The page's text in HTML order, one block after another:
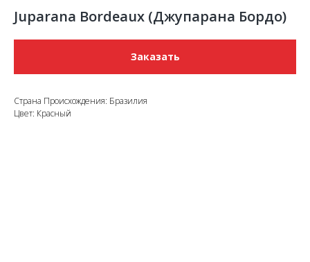
Juparana Bordeaux (Джупарана Бордо)
Заказать
Страна Происхождения: Бразилия
Цвет: Красный